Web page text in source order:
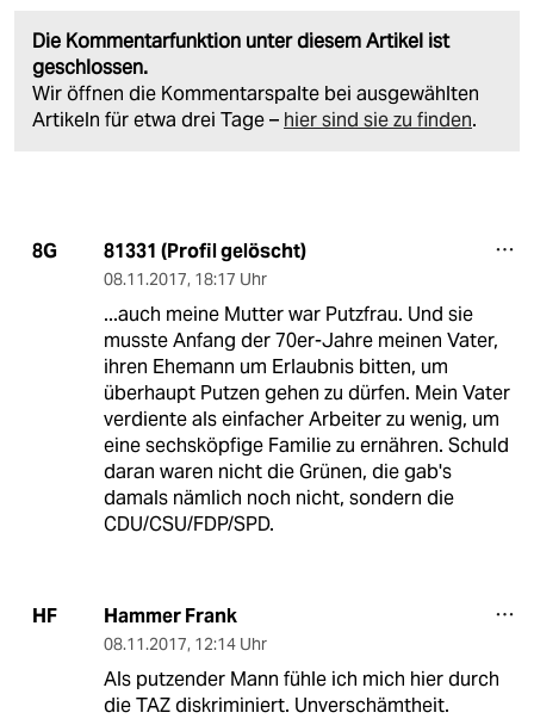
Die Kommentarfunktion unter diesem Artikel ist
geschlossen.
Wir öffnen die Kommentarspalte bei ausgewählten
Artikeln für etwa drei Tage – hier sind sie zu finden.
8G 81331 (Profil gelöscht)
08.11.2017, 18:17 Uhr
...auch meine Mutter war Putzfrau. Und sie
musste Anfang der 70er-Jahre meinen Vater,
ihren Ehemann um Erlaubnis bitten, um
überhaupt Putzen gehen zu dürfen. Mein Vater
verdiente als einfacher Arbeiter zu wenig, um
eine sechsköpfige Familie zu ernähren. Schuld
daran waren nicht die Grünen, die gab's
damals nämlich noch nicht, sondern die
CDU/CSU/FDP/SPD.
HF Hammer Frank
08.11.2017, 12:14 Uhr
Als putzender Mann fühle ich mich hier durch
die TAZ diskriminiert. Unverschämtheit.